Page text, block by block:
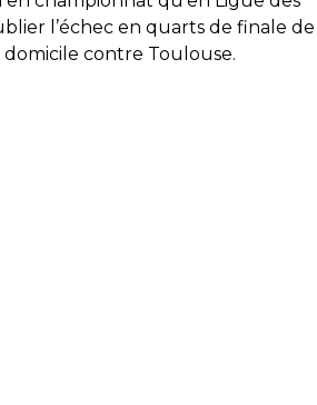
l’échec en quarts de finale
domicile contre Toulouse.